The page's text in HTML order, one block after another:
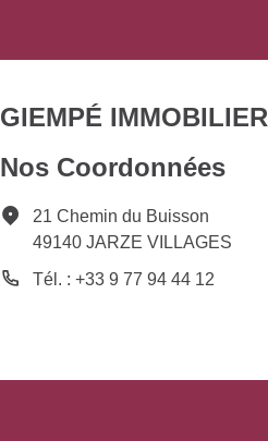
GIEMPÉ IMMOBILIER
Nos Coordonnées
21 Chemin du Buisson
49140 JARZE VILLAGES
Tél. : +33 9 77 94 44 12